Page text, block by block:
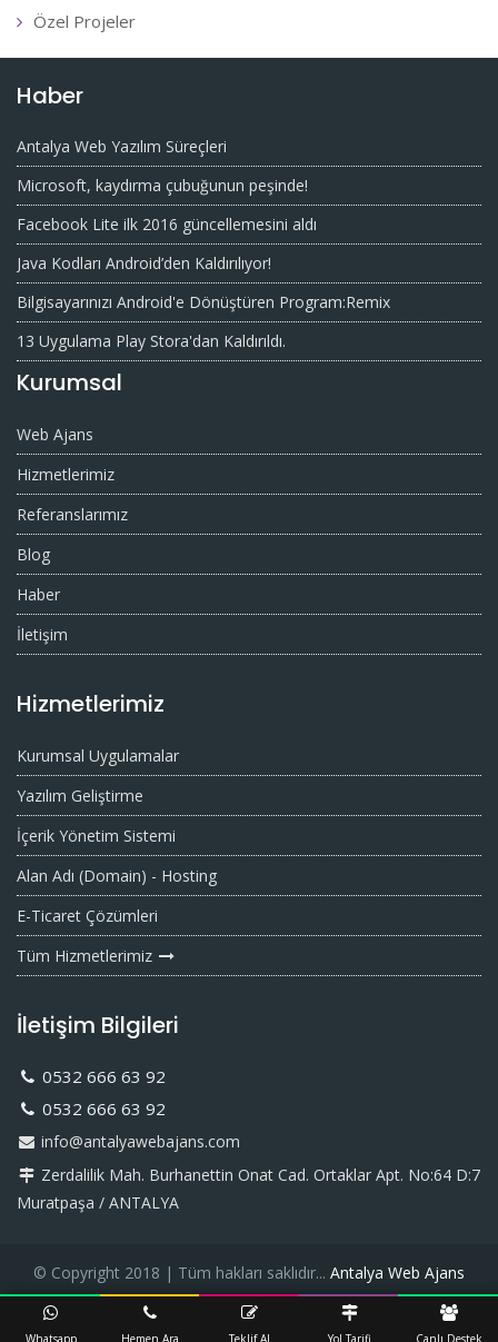
Özel Projeler
Haber
Antalya Web Yazılım Süreçleri
Microsoft, kaydırma çubuğunun peşinde!
Facebook Lite ilk 2016 güncellemesini aldı
Java Kodları Android’den Kaldırılıyor!
Bilgisayarınızı Android'e Dönüştüren Program:Remix
13 Uygulama Play Stora'dan Kaldırıldı.
Kurumsal
Web Ajans
Hizmetlerimiz
Referanslarımız
Blog
Haber
İletişim
Hizmetlerimiz
Kurumsal Uygulamalar
Yazılım Geliştirme
İçerik Yönetim Sistemi
Alan Adı (Domain) - Hosting
E-Ticaret Çözümleri
Tüm Hizmetlerimiz
İletişim Bilgileri
0532 666 63 92
0532 666 63 92
info@antalyawebajans.com
Zerdalilik Mah. Burhanettin Onat Cad. Ortaklar Apt. No:64 D:7
Muratpaşa / ANTALYA
© Copyright 2018 | Tüm hakları saklıdır... Antalya Web Ajans
Whatsapp Hemen Ara Teklif Al Yol Tarifi Canlı Destek